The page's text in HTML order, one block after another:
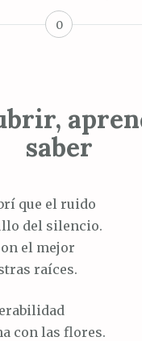
0
saber
que el ruido
del silencio.
el mejor
raíces.
con las flores.